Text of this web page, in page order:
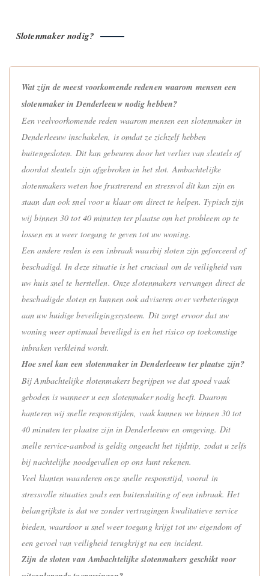
Slotenmaker nodig?
Wat zijn de meest voorkomende redenen waarom mensen een
slotenmaker in Denderleeuw nodig hebben?
Een veelvoorkomende reden waarom mensen een slotenmaker in
Denderleeuw inschakelen, is omdat ze zichzelf hebben
buitengesloten. Dit kan gebeuren door het verlies van sleutels of
doordat sleutels zijn afgebroken in het slot. Ambachtelijke
slotenmakers weten hoe frustrerend en stressvol dit kan zijn en
staan dan ook snel voor u klaar om direct te helpen. Typisch zijn
wij binnen 30 tot 40 minuten ter plaatse om het probleem op te
lossen en u weer toegang te geven tot uw woning.
Een andere reden is een inbraak waarbij sloten zijn geforceerd of
beschadigd. In deze situatie is het cruciaal om de veiligheid van
uw huis snel te herstellen. Onze slotenmakers vervangen direct de
beschadigde sloten en kunnen ook adviseren over verbeteringen
aan uw huidige beveiligingssysteem. Dit zorgt ervoor dat uw
woning weer optimaal beveiligd is en het risico op toekomstige
inbraken verkleind wordt.
Hoe snel kan een slotenmaker in Denderleeuw ter plaatse zijn?
Bij Ambachtelijke slotenmakers begrijpen we dat spoed vaak
geboden is wanneer u een slotenmaker nodig heeft. Daarom
hanteren wij snelle responstijden, vaak kunnen we binnen 30 tot
40 minuten ter plaatse zijn in Denderleeuw en omgeving. Dit
snelle service-aanbod is geldig ongeacht het tijdstip, zodat u zelfs
bij nachtelijke noodgevallen op ons kunt rekenen.
Veel klanten waarderen onze snelle responstijd, vooral in
stressvolle situaties zoals een buitensluiting of een inbraak. Het
belangrijkste is dat we zonder vertragingen kwalitatieve service
bieden, waardoor u snel weer toegang krijgt tot uw eigendom of
een gevoel van veiligheid terugkrijgt na een incident.
Zijn de sloten van Ambachtelijke slotenmakers geschikt voor